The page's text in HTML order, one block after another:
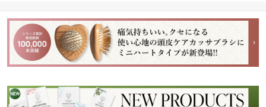
FOX SKINCARE 送料無
料